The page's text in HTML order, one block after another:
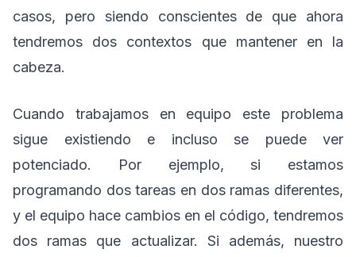
casos, pero siendo conscientes de que ahora
tendremos dos contextos que mantener en la
cabeza.
Cuando trabajamos en equipo este problema
sigue existiendo e incluso se puede ver
potenciado. Por ejemplo, si estamos
programando dos tareas en dos ramas diferentes,
y el equipo hace cambios en el código, tendremos
dos ramas que actualizar. Si además, nuestro